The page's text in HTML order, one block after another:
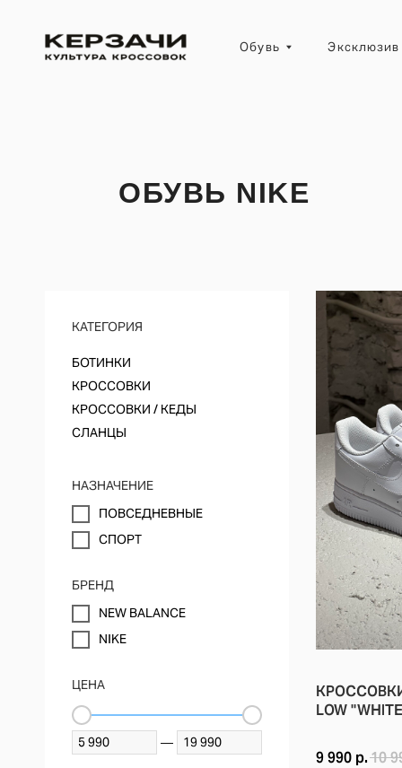
Эксклюзив
Обувь
ОБУВЬ NIKE
КАТЕГОРИЯ
БОТИНКИ
КРОССОВКИ
КРОССОВКИ / КЕДЫ
СЛАНЦЫ
НАЗНАЧЕНИЕ
ПОВСЕДНЕВНЫЕ
СПОРТ
БРЕНД
NEW BALANCE
NIKE
ЦЕНА
—
КРОССОВКИ
LOW
БЕЛЫЕ
AIR
9 990 р.10